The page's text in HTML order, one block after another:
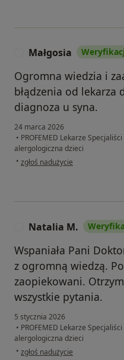
Małgosia
Ogromna wiedzia i
błądzenia od lekarza
diagnoza u syna.
24 marca 2026
• PROFEMED Lekarze
alergologiczna dzieci
• w opinii użytkownika Małgosia
zgłoś nadużycie
Natalia M.
Wspaniała Pani
z ogromną wiedzą.
zaopiekowani.
wszystkie pytania.
5 stycznia 2026
• PROFEMED Lekarze
alergologiczna dzieci
• w opinii użytkownika Natalia M.
zgłoś nadużycie